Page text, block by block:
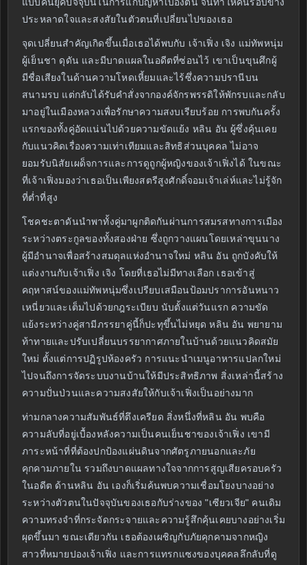
ประหลาดใจและสงสัยในตัวตนที่เปลี่ยนไปของเธอ
จุดเปลี่ยนสำคัญเกิดขึ้นเมื่อเธอได้พบกับ เจ้าเฟิ่ง เจิง แม่ทัพหนุ่ม
ผู้เย็นชา ดุดัน และมีบาดแผลในอดีตที่ซ่อนไว้ เขาเป็นขุนศึกผู้
มีชื่อเสียงในด้านความโหดเหี้ยมและไร้ซึ่งความปรานีบน
สนามรบ แต่กลับได้รับคำสั่งจากองค์จักรพรรดิให้พักรบและกลับ
มาอยู่ในเมืองหลวงเพื่อรักษาความสงบเรียบร้อย การพบกันครั้ง
แรกของทั้งคู่อัดแน่นไปด้วยความขัดแย้ง หลิน อัน ผู้ซึ่งคุ้นเคย
กับแนวคิดเรื่องความเท่าเทียมและสิทธิส่วนบุคคล ไม่อาจ
ยอมรับนิสัยเผด็จการและการดูถูกผู้หญิงของเจ้าเฟิ่งได้ ในขณะ
ที่เจ้าเฟิ่งมองว่าเธอเป็นเพียงสตรีสูงศักดิ์จอมเจ้าเล่ห์และไม่รู้จัก
ที่ต่ำที่สูง
โชคชะตาดันนำพาทั้งคู่มาผูกติดกันผ่านการสมรสทางการเมือง
ระหว่างตระกูลของทั้งสองฝ่าย ซึ่งถูกวางแผนโดยเหล่าขุนนาง
ผู้มีอำนาจเพื่อสร้างสมดุลแห่งอำนาจใหม่ หลิน อัน ถูกบังคับให้
แต่งงานกับเจ้าเฟิ่ง เจิง โดยที่เธอไม่มีทางเลือก เธอเข้าสู่
คฤหาสน์ของแม่ทัพหนุ่มซึ่งเปรียบเสมือนป้อมปราการอันหนาว
เหนี่ยวและเต็มไปด้วยกฎระเบียบ นับตั้งแต่วันแรก ความขัด
แย้งระหว่างคู่สามีภรรยาคู่นี้ก็ปะทุขึ้นไม่หยุด หลิน อัน พยายาม
ท้าทายและปรับเปลี่ยนบรรยากาศภายในบ้านด้วยแนวคิดสมัย
ใหม่ ตั้งแต่การปฏิรูปห้องครัว การแนะนำเมนูอาหารแปลกใหม่
ไปจนถึงการจัดระบบงานบ้านให้มีประสิทธิภาพ สิ่งเหล่านี้สร้าง
ความปั่นป่วนและความสงสัยให้กับเจ้าเฟิ่งเป็นอย่างมาก
ท่ามกลางความสัมพันธ์ที่ตึงเครียด สิ่งหนึ่งที่หลิน อัน พบคือ
ความลับที่อยู่เบื้องหลังความเป็นคนเย็นชาของเจ้าเฟิ่ง เขามี
ภาระหน้าที่ที่ต้องปกป้องแผ่นดินจากศัตรูภายนอกและภัย
คุกคามภายใน รวมถึงบาดแผลทางใจจากการสูญเสียครอบครัว
ในอดีต ด้านหลิน อัน เองก็เริ่มค้นพบความเชื่อมโยงบางอย่าง
ระหว่างตัวตนในปัจจุบันของเธอกับร่างของ "เซียวเจีย" คนเดิม
ความทรงจำที่กระจัดกระจายและความรู้สึกคุ้นเคยบางอย่างเริ่ม
ผุดขึ้นมา ขณะเดียวกัน เธอต้องเผชิญกับภัยคุกคามจากหญิง
สาวที่หมายปองเจ้าเฟิ่ง และการแทรกแซงของบุคคลลึกลับที่ดู